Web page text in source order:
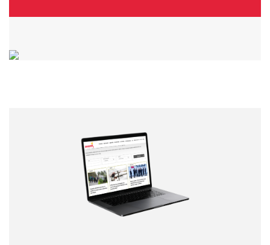
Correo electrónico
Tipo de comentario